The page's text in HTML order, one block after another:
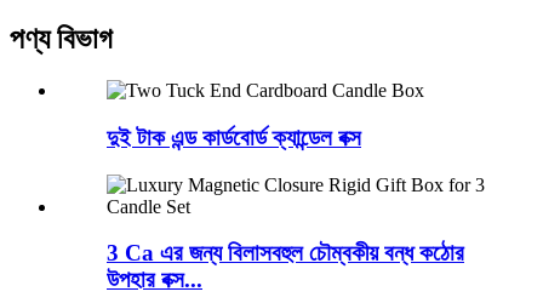
পণ্য বিভাগ
দুই টাক এন্ড কার্ডবোর্ড ক্যান্ডেল বক্স
3 Ca এর জন্য বিলাসবহুল চৌম্বকীয় বন্ধ কঠোর
উপহার বক্স...